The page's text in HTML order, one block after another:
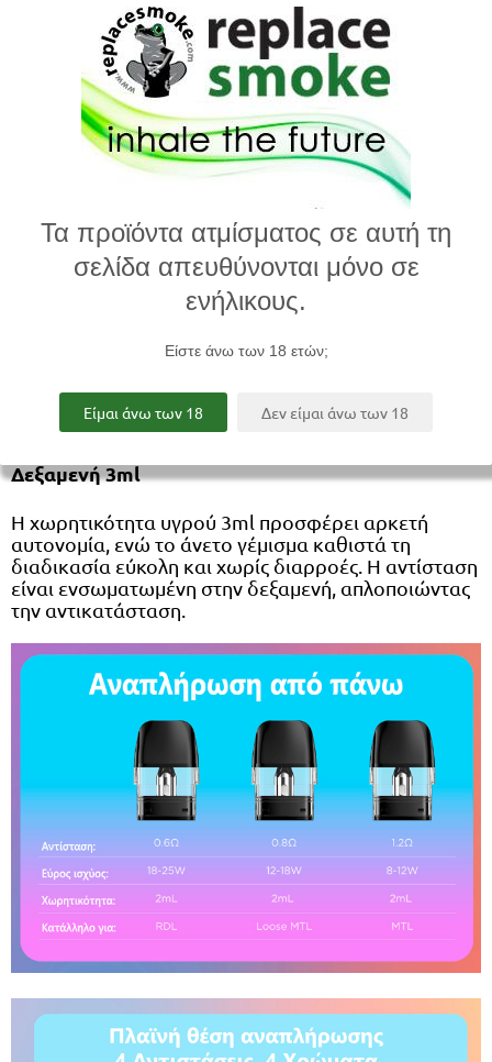
Δεξαμενή 3ml
Η χωρητικότητα υγρού 3ml προσφέρει αρκετή
αυτονομία, ενώ το άνετο γέμισμα καθιστά τη
διαδικασία εύκολη και χωρίς διαρροές. Η αντίσταση
είναι ενσωματωμένη στην δεξαμενή, απλοποιώντας
την αντικατάσταση.
Τα πρoϊόντα ατμίσματος σε αυτή τη
σελίδα απευθύνονται μόνο σε
ενήλικους.
Είστε άνω των 18 ετών;
Είμαι άνω των 18 Δεν είμαι άνω των 18